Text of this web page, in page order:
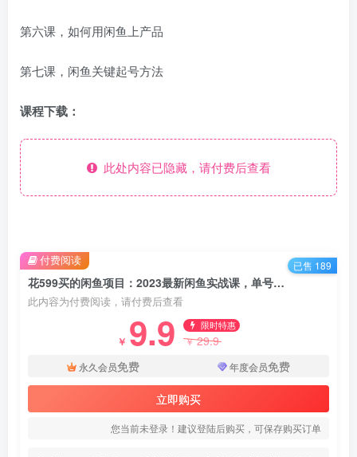
第六课，如何用闲鱼上产品
第七课，闲鱼关键起号方法
课程下载：
此处内容已隐藏，请付费后查看
花599买的闲鱼项目：2023最新闲鱼实战课，单号日入300+（7节课）
此内容为付费阅读，请付费后查看
￥ 9.9 限时特惠
￥29.9
永久会员免费 年度会员免费
立即购买
您当前未登录！建议登陆后购买，可保存购买订单
付费阅读 已售 189